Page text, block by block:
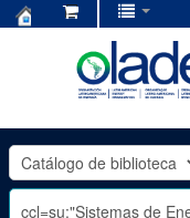
OLADE
-